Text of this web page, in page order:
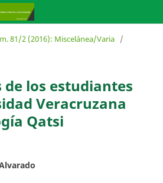
81/2 (2016): Miscelánea/Varia /
los estudiantes
Veracruzana
Qatsi